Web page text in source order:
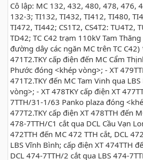
Cô lập: MC 132, 432, 480, 478, 476,
132-3; TI132, TI432, TI412, TI480,
TI472, TI442; CS1T2, CS4T2: TU4T2,
TD42; TC C42 trạm 110kV Tam
đường dây các ngăn MC trên TC
471T2.TKY cấp điện đến MC Cẩm
Phước đóng <khép vòng>; - XT
471T2.TKY đến MC Tam Vinh qua
vòng>; - XT 478TKY cấp điện XT
7TTH/31-1/63 Panko plaza đóng
477T2.TKY cấp điện XT 478TTH đến
478-7TTH/C1 cắt qua DCL Cầu Vạn
472TTH đến MC 472 TTH cắt, DCL
LBS Vĩnh Bình; cấp điện XT 474TTH
DCL 474-7TTH/2 cắt qua LBS 474-